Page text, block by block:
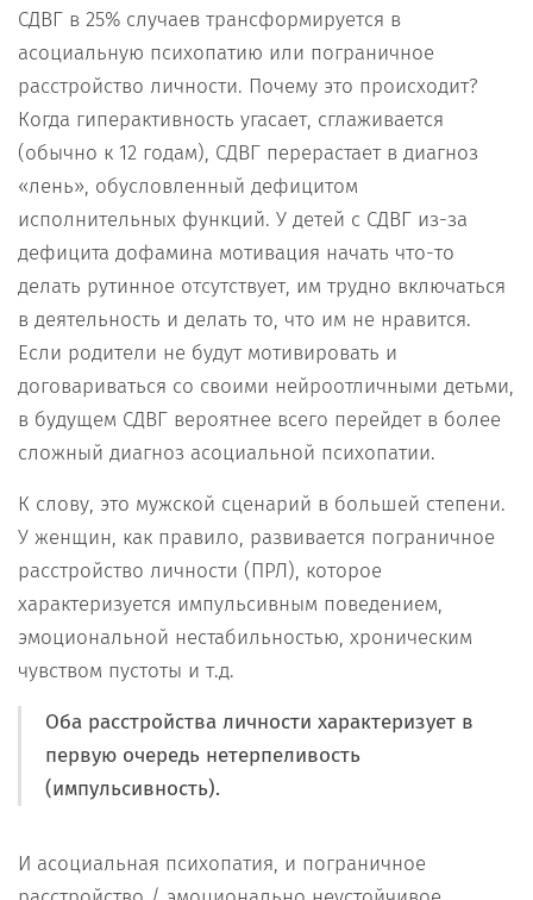
СДВГ в 25% случаев трансформируется в
асоциальную психопатию или пограничное
расстройство личности. Почему это происходит?
Когда гиперактивность угасает, сглаживается
(обычно к 12 годам), СДВГ перерастает в диагноз
«лень», обусловленный дефицитом
исполнительных функций. У детей с СДВГ из-за
дефицита дофамина мотивация начать что-то
делать рутинное отсутствует, им трудно включаться
в деятельность и делать то, что им не нравится.
Если родители не будут мотивировать и
договариваться со своими нейроотличными детьми,
в будущем СДВГ вероятнее всего перейдет в более
сложный диагноз асоциальной психопатии.
К слову, это мужской сценарий в большей степени.
У женщин, как правило, развивается пограничное
расстройство личности (ПРЛ), которое
характеризуется импульсивным поведением,
эмоциональной нестабильностью, хроническим
чувством пустоты и т.д.
Оба расстройства личности характеризует в
первую очередь нетерпеливость
(импульсивность).
И асоциальная психопатия, и пограничное